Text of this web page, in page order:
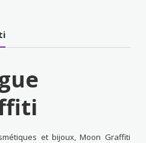
et bijoux, Moon Graffiti